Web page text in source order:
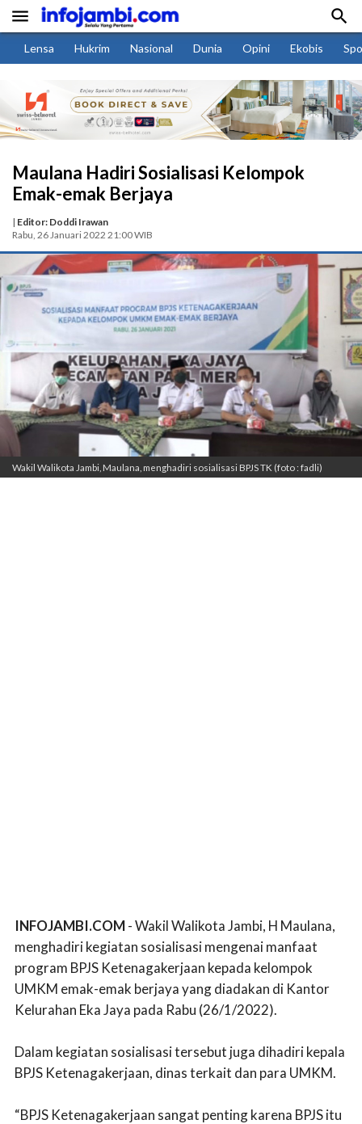
 
Lensa Hukrim Nasional Dunia Opini Ekobis
Maulana Hadiri Sosialisasi Kelompok
Emak-emak Berjaya
| Editor: Doddi Irawan
Rabu, 26 Januari 2022 21:00 WIB
Wakil Walikota Jambi, Maulana, menghadiri sosialisasi BPJS TK (foto : fadli)
INFOJAMBI.COM- Wakil Walikota Jambi, H Maulana,
menghadiri kegiatan sosialisasi mengenai manfaat
program BPJS Ketenagakerjaan kepada kelompok
UMKM emak-emak berjaya yang diadakan di Kantor
Kelurahan Eka Jaya pada Rabu (26/1/2022).
Dalam kegiatan sosialisasi tersebut juga dihadiri kepala
BPJS Ketenagakerjaan, dinas terkait dan para UMKM.
“BPJS Ketenagakerjaan sangat penting karena BPJS itu